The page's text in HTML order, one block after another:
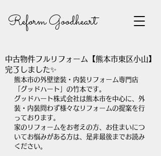
Reform Goodheart
中古物件フルリフォーム【熊本市東区小山】
完了しました✨
熊本市の外壁塗装・内装リフォーム専門店
「グッドハート」の竹本です。
グッドハート株式会社は熊本市を中心に、外
装・内装問わず様々なリフォームの提案を行
っております。
家のリフォームをお考えの方、お住まいにつ
いてお悩みがある方は、是非最後までお読み
ください。